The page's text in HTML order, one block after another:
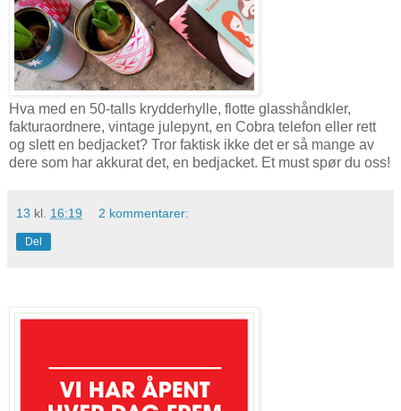
Hva med en 50-talls krydderhylle, flotte glasshåndkler,
fakturaordnere, vintage julepynt, en Cobra telefon eller rett
og slett en bedjacket? Tror faktisk ikke det er så mange av
dere som har akkurat det, en bedjacket. Et must spør du oss!
13 kl. 16:19 2 kommentarer:
Del